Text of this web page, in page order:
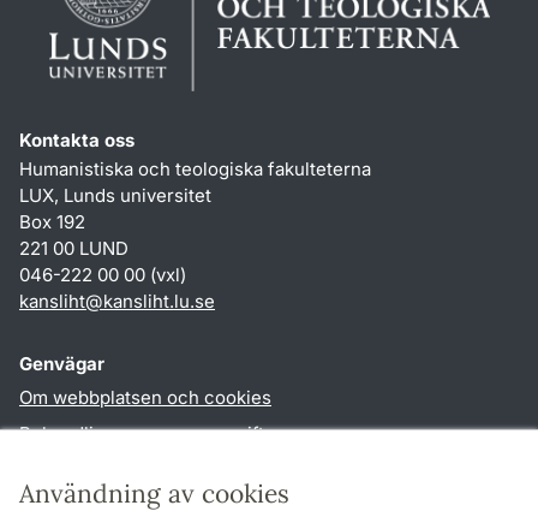
Användning av cookies
Kontakta oss
Humanistiska och teologiska fakulteterna
LUX, Lunds universitet
Box 192
221 00 LUND
046-222 00 00 (vxl)
kansliht@kansliht.lu.se
Genvägar
Om webbplatsen och cookies
Behandling av personuppgifter
TYPO3-login